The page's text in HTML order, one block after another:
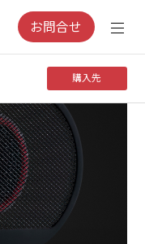
お問合せ
購入先